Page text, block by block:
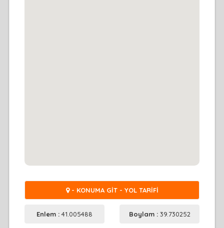
- KONUMA GİT - YOL TARİFİ
Enlem :41.005488 Boylam : 39.730252